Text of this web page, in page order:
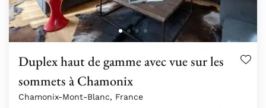
Duplex haut de gamme avec vue sur les
sommets à Chamonix
Chamonix-Mont-Blanc, France